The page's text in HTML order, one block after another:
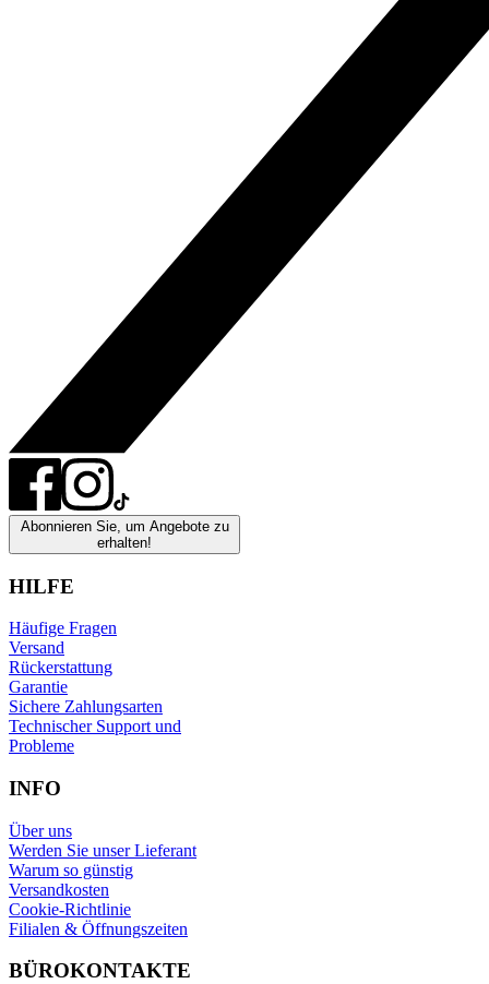
Abonnieren Sie, um Angebote zu
erhalten!
HILFE
Häufige Fragen
Versand
Rückerstattung
Garantie
Sichere Zahlungsarten
Technischer Support und
Probleme
INFO
Über uns
Werden Sie unser Lieferant
Warum so günstig
Versandkosten
Cookie-Richtlinie
Filialen & Öffnungszeiten
BÜROKONTAKTE